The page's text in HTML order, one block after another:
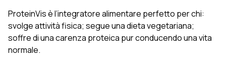
ProteinVis è l’integratore alimentare perfetto per chi:
svolge attività fisica; segue una dieta vegetariana;
soffre di una carenza proteica pur conducendo una vita
normale.